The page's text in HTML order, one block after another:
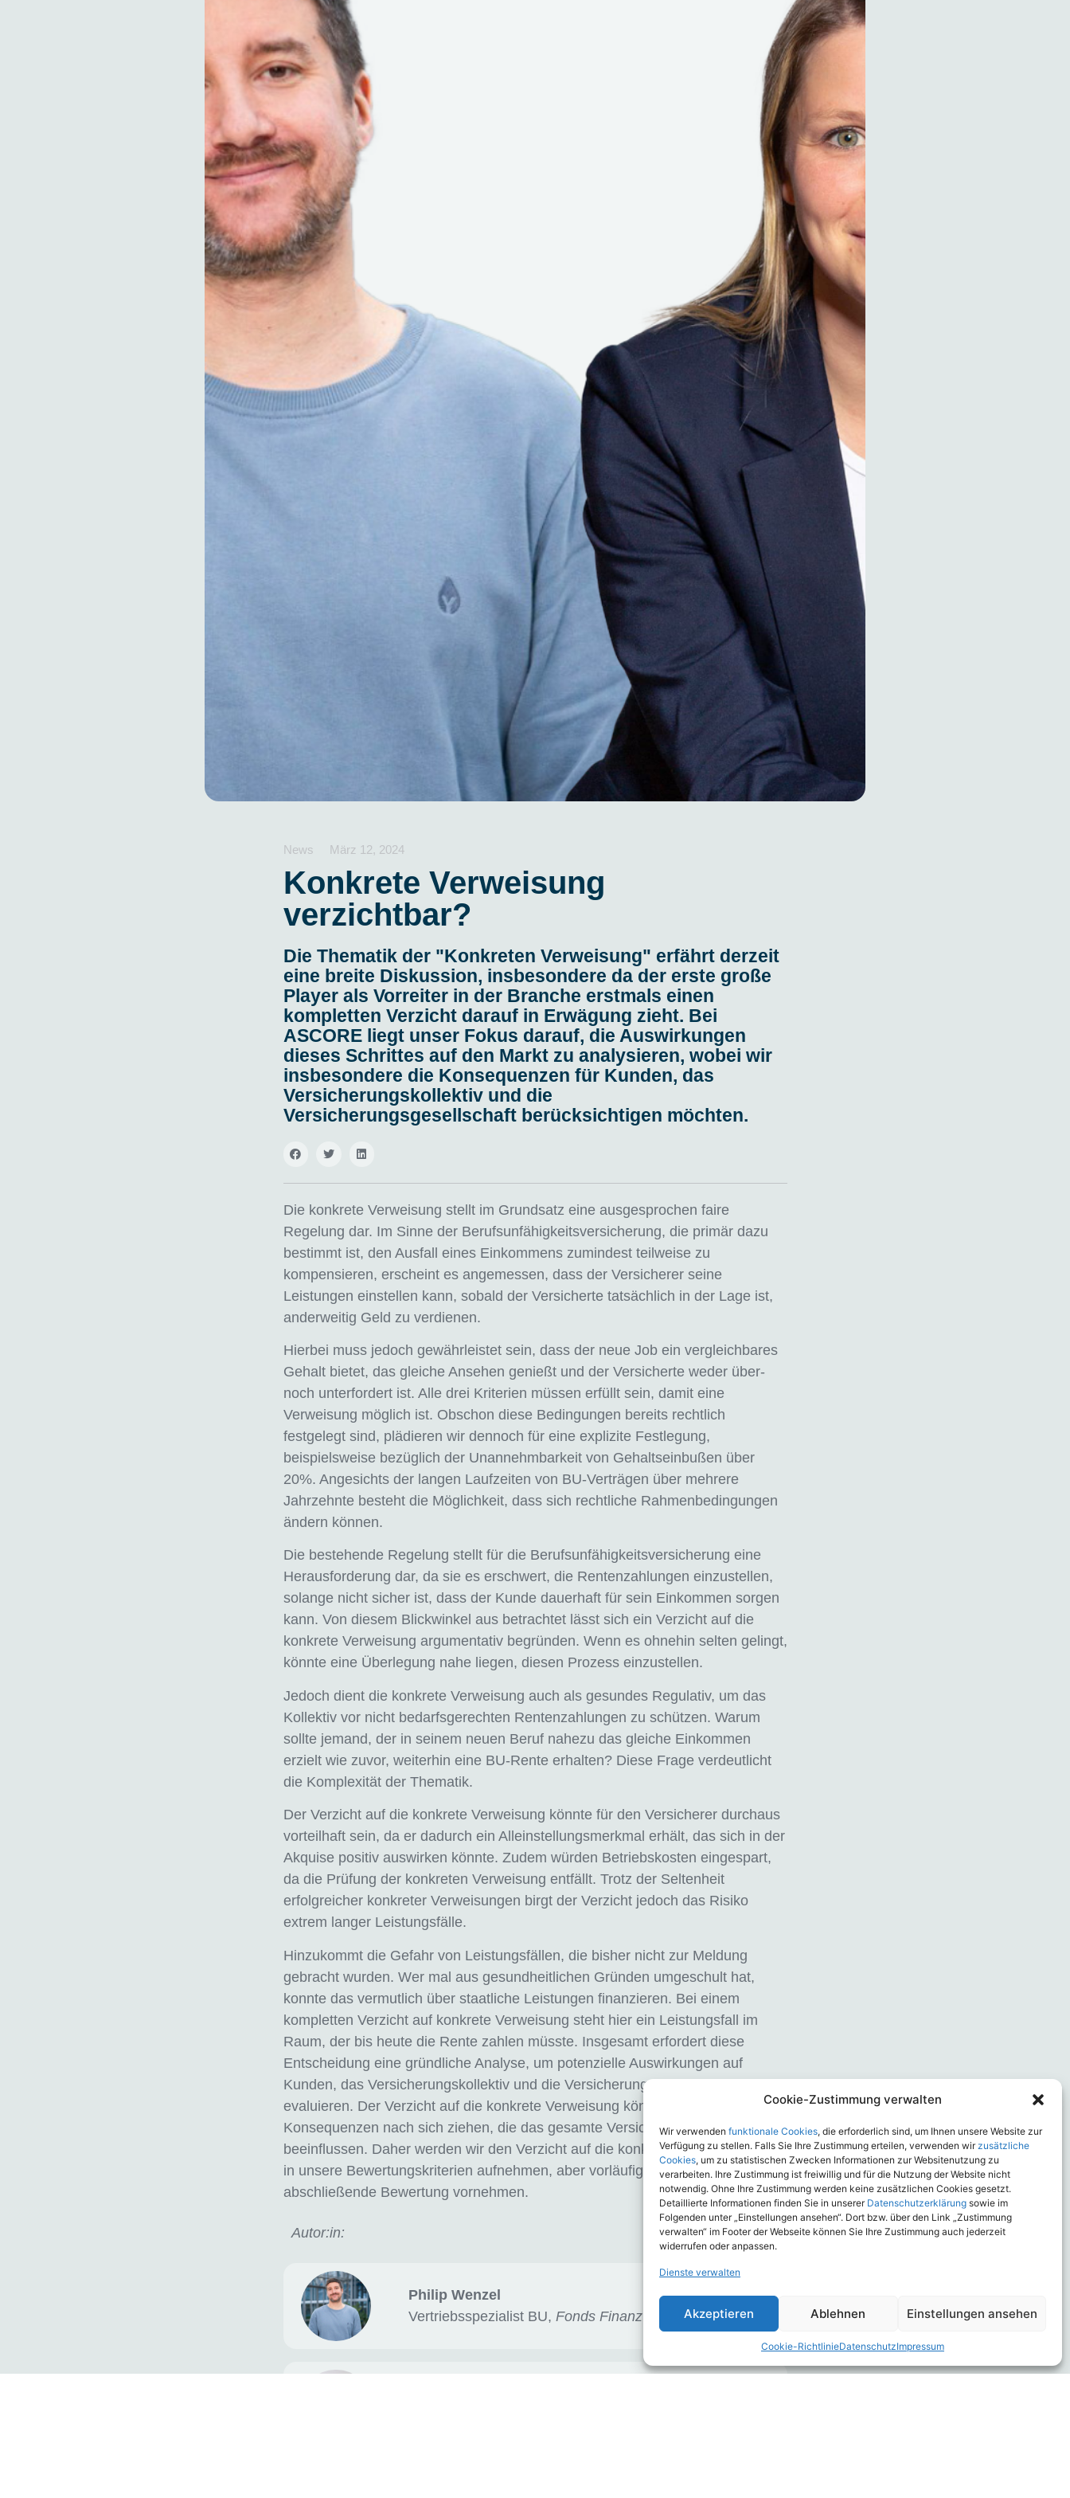
Cookie-Zustimmung verwalten
Wir verwenden funktionale Cookies, die erforderlich sind, um Ihnen unsere Website zur
Verfügung zu stellen. Falls Sie Ihre Zustimmung erteilen, verwenden wirzusätzliche
Cookies, um zu statistischen Zwecken Informationen zur Websitenutzung zu
verarbeiten. Ihre Zustimmung ist freiwillig und für die Nutzung der Website nicht
notwendig. Ohne Ihre Zustimmung werden keine zusätzlichen Cookies gesetzt.
Detaillierte Informationen finden Sie in unserer Datenschutzerklärung sowie im
Folgenden unter „Einstellungen ansehen“. Dort bzw. über den Link „Zustimmung
verwalten“ im Footer der Webseite können Sie Ihre Zustimmung auch jederzeit
widerrufen oder anpassen.
Dienste verwalten
Akzeptieren Ablehnen Einstellungen ansehen
Cookie-RichtlinieDatenschutzImpressum
News März 12, 2024
Konkrete Verweisung
verzichtbar?
Die Thematik der "Konkreten Verweisung" erfährt derzeit
eine breite Diskussion, insbesondere da der erste große
Player als Vorreiter in der Branche erstmals einen
kompletten Verzicht darauf in Erwägung zieht. Bei
ASCORE liegt unser Fokus darauf, die Auswirkungen
dieses Schrittes auf den Markt zu analysieren, wobei wir
insbesondere die Konsequenzen für Kunden, das
Versicherungskollektiv und die
Versicherungsgesellschaft berücksichtigen möchten.
Die konkrete Verweisung stellt im Grundsatz eine ausgesprochen faire
Regelung dar. Im Sinne der Berufsunfähigkeitsversicherung, die primär dazu
bestimmt ist, den Ausfall eines Einkommens zumindest teilweise zu
kompensieren, erscheint es angemessen, dass der Versicherer seine
Leistungen einstellen kann, sobald der Versicherte tatsächlich in der Lage ist,
anderweitig Geld zu verdienen.
Hierbei muss jedoch gewährleistet sein, dass der neue Job ein vergleichbares
Gehalt bietet, das gleiche Ansehen genießt und der Versicherte weder über-
noch unterfordert ist. Alle drei Kriterien müssen erfüllt sein, damit eine
Verweisung möglich ist. Obschon diese Bedingungen bereits rechtlich
festgelegt sind, plädieren wir dennoch für eine explizite Festlegung,
beispielsweise bezüglich der Unannehmbarkeit von Gehaltseinbußen über
20%. Angesichts der langen Laufzeiten von BU-Verträgen über mehrere
Jahrzehnte besteht die Möglichkeit, dass sich rechtliche Rahmenbedingungen
ändern können.
Die bestehende Regelung stellt für die Berufsunfähigkeitsversicherung eine
Herausforderung dar, da sie es erschwert, die Rentenzahlungen einzustellen,
solange nicht sicher ist, dass der Kunde dauerhaft für sein Einkommen sorgen
kann. Von diesem Blickwinkel aus betrachtet lässt sich ein Verzicht auf die
konkrete Verweisung argumentativ begründen. Wenn es ohnehin selten gelingt,
könnte eine Überlegung nahe liegen, diesen Prozess einzustellen.
Jedoch dient die konkrete Verweisung auch als gesundes Regulativ, um das
Kollektiv vor nicht bedarfsgerechten Rentenzahlungen zu schützen. Warum
sollte jemand, der in seinem neuen Beruf nahezu das gleiche Einkommen
erzielt wie zuvor, weiterhin eine BU-Rente erhalten? Diese Frage verdeutlicht
die Komplexität der Thematik.
Der Verzicht auf die konkrete Verweisung könnte für den Versicherer durchaus
vorteilhaft sein, da er dadurch ein Alleinstellungsmerkmal erhält, das sich in der
Akquise positiv auswirken könnte. Zudem würden Betriebskosten eingespart,
da die Prüfung der konkreten Verweisung entfällt. Trotz der Seltenheit
erfolgreicher konkreter Verweisungen birgt der Verzicht jedoch das Risiko
extrem langer Leistungsfälle.
Hinzukommt die Gefahr von Leistungsfällen, die bisher nicht zur Meldung
gebracht wurden. Wer mal aus gesundheitlichen Gründen umgeschult hat,
konnte das vermutlich über staatliche Leistungen finanzieren. Bei einem
kompletten Verzicht auf konkrete Verweisung steht hier ein Leistungsfall im
Raum, der bis heute die Rente zahlen müsste. Insgesamt erfordert diese
Entscheidung eine gründliche Analyse, um potenzielle Auswirkungen auf
Kunden, das Versicherungskollektiv und die Versicherungsgesellschaft zu
evaluieren. Der Verzicht auf die konkrete Verweisung könnte unerwartete
Konsequenzen nach sich ziehen, die das gesamte Versicherungsumfeld
beeinflussen. Daher werden wir den Verzicht auf die konkrete Verweisung zwar
in unsere Bewertungskriterien aufnehmen, aber vorläufig noch keine
abschließende Bewertung vornehmen.
Autor:in:
Philip Wenzel
Vertriebsspezialist BU,Fonds Finanz